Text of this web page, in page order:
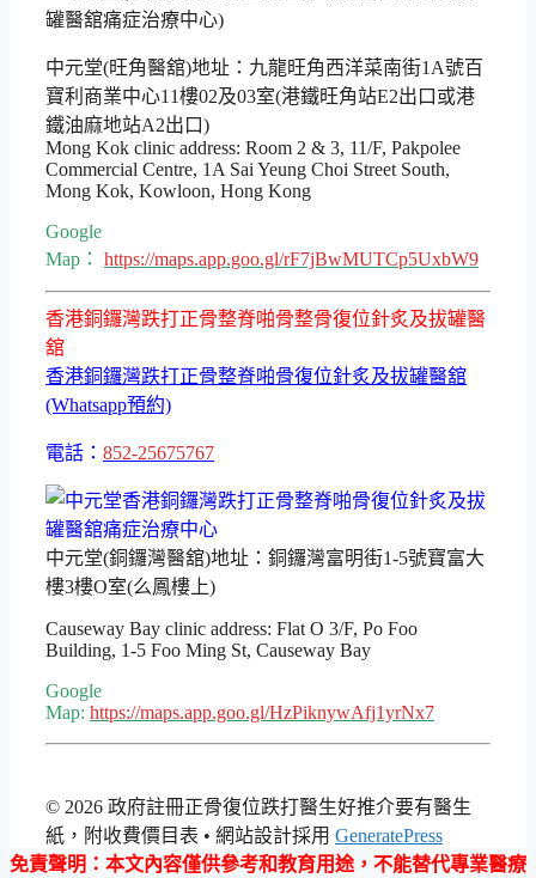
中元堂(旺角醫舘)地址：九龍旺角西洋菜南街1A號百
寶利商業中心11樓02及03室(港鐵旺角站E2出口或港
鐵油麻地站A2出口)
Mong Kok clinic address: Room 2 & 3, 11/F, Pakpolee
Commercial Centre, 1A Sai Yeung Choi Street South,
Mong Kok, Kowloon, Hong Kong
Google
Map： https://maps.app.goo.gl/rF7jBwMUTCp5UxbW9
香港銅鑼灣跌打正骨整脊啪骨整骨復位針炙及拔罐醫
舘
香港銅鑼灣跌打正骨整脊啪骨復位針炙及拔罐醫舘
(Whatsapp預約)
電話： 852-25675767
中元堂(銅鑼灣醫舘)地址：銅鑼灣富明街1-5號寶富大
樓3樓O室(么鳳樓上)
Causeway Bay clinic address: Flat O 3/F, Po Foo
Building, 1-5 Foo Ming St, Causeway Bay
Google
Map: https://maps.app.goo.gl/HzPiknywAfj1yrNx7
© 2026 政府註冊正骨復位跌打醫生好推介要有醫生
紙，附收費價目表 • 網站設計採用 GeneratePress
免責聲明 ：本文內容僅供參考和教育用途，不能替代專業醫療